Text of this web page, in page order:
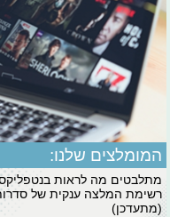
המומלצים שלנו:
מתלבטים מה לראות
רשימת המלצה ענקית של
(מתעדכן)